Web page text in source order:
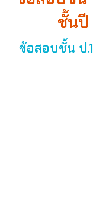
ชั้นปี
ข้อสอบชั้น ป